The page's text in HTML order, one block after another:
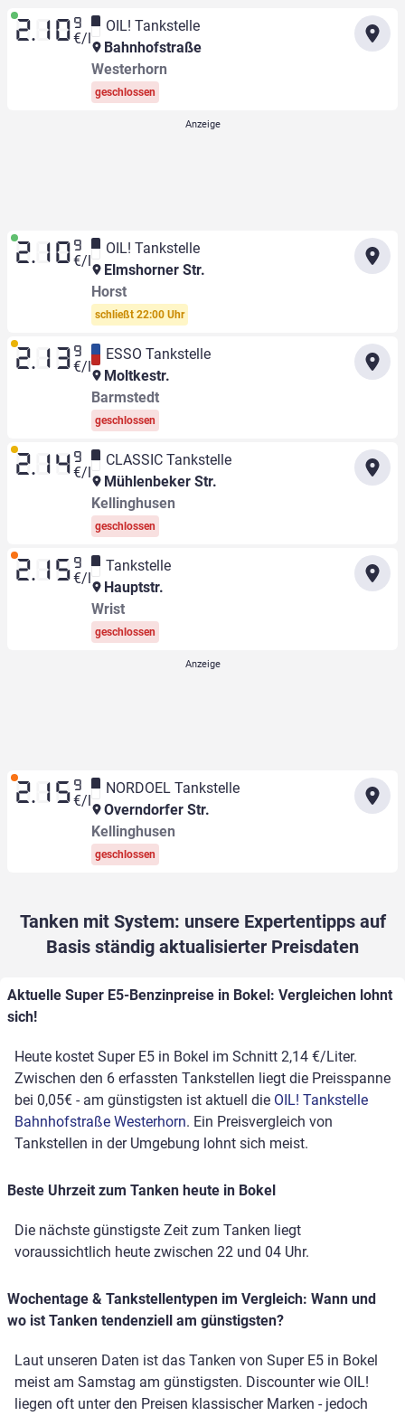
2.10 9
€/l
OIL! Tankstelle
Bahnhofstraße
Westerhorn
geschlossen
2.10 9
€/l
OIL! Tankstelle
Elmshorner Str.
Horst
schließt 22:00 Uhr
2.13 9
€/l
ESSO Tankstelle
Moltkestr.
Barmstedt
geschlossen
2.14 9
€/l
CLASSIC Tankstelle
Mühlenbeker Str.
Kellinghusen
geschlossen
2.15 9
€/l
Tankstelle
Hauptstr.
Wrist
geschlossen
2.15 9
€/l
NORDOEL Tankstelle
Overndorfer Str.
Kellinghusen
geschlossen
Tanken mit System: unsere Expertentipps auf
Basis ständig aktualisierter Preisdaten
Aktuelle Super E5-Benzinpreise in Bokel: Vergleichen lohnt
sich!
Heute kostet Super E5 in Bokel im Schnitt 2,14 €/Liter.
Zwischen den 6 erfassten Tankstellen liegt die Preisspanne
bei 0,05€ - am günstigsten ist aktuell die OIL! Tankstelle
Bahnhofstraße Westerhorn. Ein Preisvergleich von
Tankstellen in der Umgebung lohnt sich meist.
Beste Uhrzeit zum Tanken heute in Bokel
Die nächste günstigste Zeit zum Tanken liegt
voraussichtlich heute zwischen 22 und 04 Uhr.
Wochentage & Tankstellentypen im Vergleich: Wann und
wo ist Tanken tendenziell am günstigsten?
Laut unseren Daten ist das Tanken von Super E5 in Bokel
meist am Samstag am günstigsten. Discounter wie OIL!
liegen oft unter den Preisen klassischer Marken - jedoch